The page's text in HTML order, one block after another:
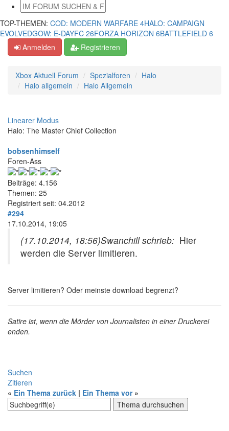
TOP-THEMEN: COD: MODERN WARFARE 4HALO: CAMPAIGN
EVOLVEDGOW: E-DAYFC 26FORZA HORIZON 6BATTLEFIELD 6
Anmelden
Registrieren
Xbox Aktuell Forum Spezialforen
Halo
Halo allgemein
Halo Allgemein
Linearer Modus
Halo: The Master Chief Collection
bobsenhimself
Foren-Ass
Beiträge: 4.156
Themen: 25
Registriert seit: 04.2012
#294
17.10.2014, 19:05
(17.10.2014, 18:56)Swanchill schrieb: Hier
werden die Server limitieren.
Server limitieren? Oder meinste download begrenzt?
Satire ist, wenn die Mörder von Journalisten in einer Druckerei
enden.
Suchen
Zitieren
« Ein Thema zurück | Ein Thema vor»